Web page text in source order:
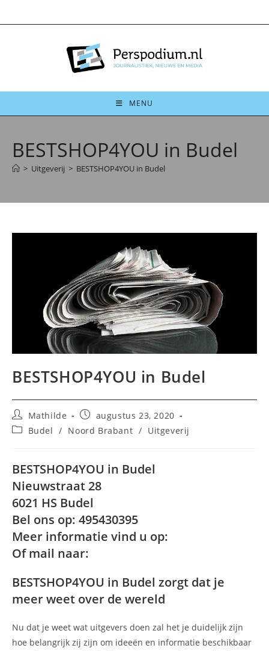
naar
MENU
BESTSHOP4YOU in Budel
> Uitgeverij > BESTSHOP4YOU in Budel
BESTSHOP4YOU in Budel
Bericht
auteur:
Mathilde
Bericht
gepubliceerd
op:
augustus 23, 2020
Berichtcategorie:
Budel / Noord Brabant / Uitgeverij
BESTSHOP4YOU in Budel
Nieuwstraat 28
6021 HS Budel
Bel ons op: 495430395
Meer informatie vind u op:
Of mail naar:
BESTSHOP4YOU in Budel zorgt dat je
meer weet over de wereld
Nu dat je weet wat uitgevers doen zal het je duidelijk zijn
hoe belangrijk zij zijn om ideeën en informatie beschikbaar